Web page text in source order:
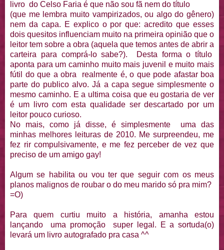
livro do Celso Faria é que não sou fã nem do título
(que me lembra muito vampirizados, ou algo do gênero)
nem da capa. E explico o por que: acredito que esses
dois quesitos influenciam muito na primeira opinião que o
leitor tem sobre a obra (aquela que temos antes de abrir a
carteira para comprá-lo sabe?). Desta forma o título
aponta para um caminho muito mais juvenil e muito mais
fútil do que a obra realmente é, o que pode afastar boa
parte do publico alvo. Já a capa segue simplesmente o
mesmo caminho. E a ultima coisa que eu gostaria de ver
é um livro com esta qualidade ser descartado por um
leitor pouco curioso.
No mais, como já disse, é simplesmente uma das
minhas melhores leituras de 2010. Me surpreendeu, me
fez rir compulsivamente, e me fez perceber de vez que
preciso de um amigo gay!
Algum se habilita ou vou ter que seguir com os meus
planos malignos de roubar o do meu marido só pra mim?
=O)
Para quem curtiu muito a história, amanha estou
lançando uma promoção super legal. E a sortuda(o)
levará um livro autografado pra casa ^^